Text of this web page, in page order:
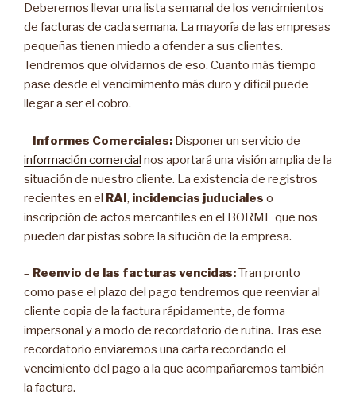
Deberemos llevar una lista semanal de los vencimientos
de facturas de cada semana. La mayoría de las empresas
pequeñas tienen miedo a ofender a sus clientes.
Tendremos que olvidarnos de eso. Cuanto más tiempo
pase desde el vencimimento más duro y dificil puede
llegar a ser el cobro.
– Informes Comerciales: Disponer un servicio de
información comercial nos aportará una visión amplia de la
situación de nuestro cliente. La existencia de registros
recientes en el RAI, incidencias juduciales o
inscripción de actos mercantiles en el BORME que nos
pueden dar pistas sobre la situción de la empresa.
– Reenvio de las facturas vencidas:Tran pronto
como pase el plazo del pago tendremos que reenviar al
cliente copia de la factura rápidamente, de forma
impersonal y a modo de recordatorio de rutina. Tras ese
recordatorio enviaremos una carta recordando el
vencimiento del pago a la que acompañaremos también
la factura.